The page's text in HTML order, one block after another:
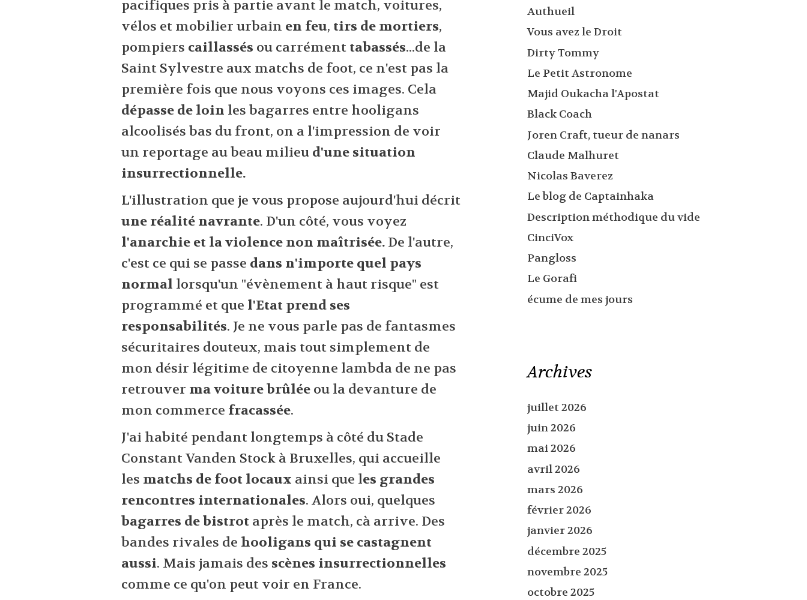
pacifiques pris à partie avant le match, voitures,
vélos et mobilier urbain en feu, tirs de mortiers,
pompiers caillassés ou carrément tabassés...de la
Saint Sylvestre aux matchs de foot, ce n'est pas la
première fois que nous voyons ces images. Cela
dépasse de loin les bagarres entre hooligans
alcoolisés bas du front, on a l'impression de voir
un reportage au beau milieu d'une situation
insurrectionnelle.
L'illustration que je vous propose aujourd'hui décrit
une réalité navrante. D'un côté, vous voyez
l'anarchie et la violence non maîtrisée.De l'autre,
c'est ce qui se passe dans n'importe quel pays
normal lorsqu'un "évènement à haut risque" est
programmé et que l'Etat prend ses
responsabilités. Je ne vous parle pas de fantasmes
sécuritaires douteux, mais tout simplement de
mon désir légitime de citoyenne lambda de ne pas
retrouver ma voiture brûléeou la devanture de
mon commerce fracassée.
J'ai habité pendant longtemps à côté du Stade
Constant Vanden Stock à Bruxelles, qui accueille
les matchs de foot locaux ainsi que les grandes
rencontres internationales. Alors oui, quelques
bagarres de bistrot après le match, cà arrive. Des
bandes rivales de hooligans qui se castagnent
aussi. Mais jamais des scènes insurrectionnelles
comme ce qu'on peut voir en France.
Authueil
Vous avez le Droit
Dirty Tommy
Le Petit Astronome
Majid Oukacha l'Apostat
Black Coach
Joren Craft, tueur de nanars
Claude Malhuret
Nicolas Baverez
Le blog de Captainhaka
Description méthodique du vide
CinciVox
Pangloss
Le Gorafi
écume de mes jours
Archives
juillet 2026
juin 2026
mai 2026
avril 2026
mars 2026
février 2026
janvier 2026
décembre 2025
novembre 2025
octobre 2025